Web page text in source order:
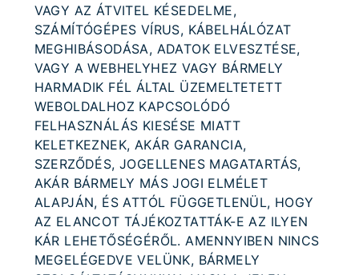
VAGY AZ ÁTVITEL KÉSEDELME,
SZÁMÍTÓGÉPES VÍRUS, KÁBELHÁLÓZAT
MEGHIBÁSODÁSA, ADATOK ELVESZTÉSE,
VAGY A WEBHELYHEZ VAGY BÁRMELY
HARMADIK FÉL ÁLTAL ÜZEMELTETETT
WEBOLDALHOZ KAPCSOLÓDÓ
FELHASZNÁLÁS KIESÉSE MIATT
KELETKEZNEK, AKÁR GARANCIA,
SZERZŐDÉS, JOGELLENES MAGATARTÁS,
AKÁR BÁRMELY MÁS JOGI ELMÉLET
ALAPJÁN, ÉS ATTÓL FÜGGETLENÜL, HOGY
AZ ELANCOT TÁJÉKOZTATTÁK-E AZ ILYEN
KÁR LEHETŐSÉGÉRŐL. AMENNYIBEN NINCS
MEGELÉGEDVE VELÜNK, BÁRMELY